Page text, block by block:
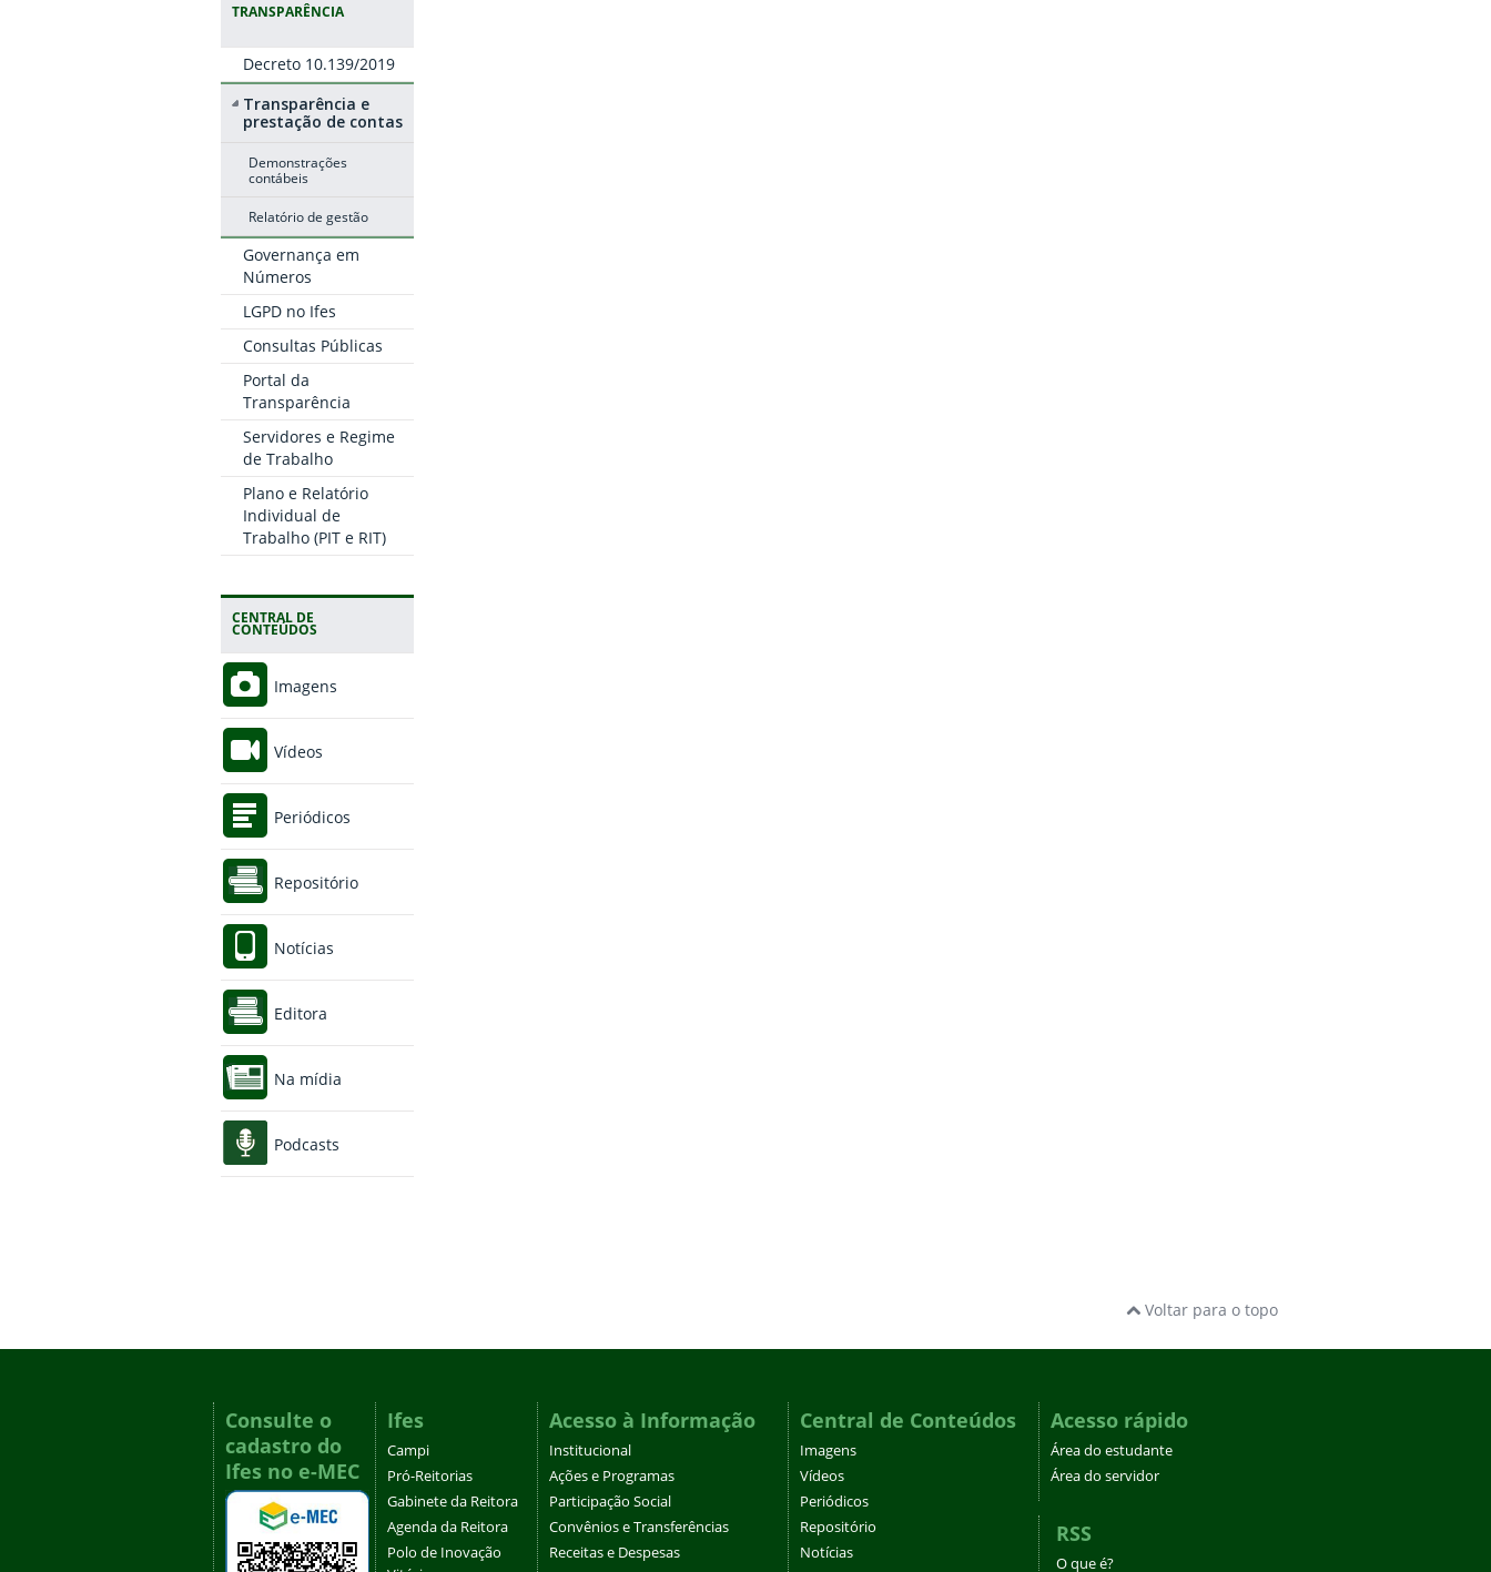
TRANSPARÊNCIA
Decreto 10.139/2019
Transparência e
prestação de contas
Demonstrações
contábeis
Relatório de gestão
Governança em
Números
LGPD no Ifes
Consultas Públicas
Portal da
Transparência
Servidores e Regime
de Trabalho
Plano e Relatório
Individual de
Trabalho (PIT e RIT)
CENTRAL DE
CONTEÚDOS
Imagens
Vídeos
Periódicos
Repositório
Notícias
Editora
Na mídia
Podcasts
Voltar para o topo
Consulte o
cadastro do
Ifes no e-MEC
Ifes
Campi
Pró-Reitorias
Gabinete da Reitora
Agenda da Reitora
Polo de Inovação
Acesso à Informação
Institucional
Ações e Programas
Participação Social
Convênios e Transferências
Receitas e Despesas
Central de Conteúdos
Imagens
Vídeos
Periódicos
Repositório
Notícias
Acesso rápido
Área do estudante
Área do servidor
RSS
O que é?